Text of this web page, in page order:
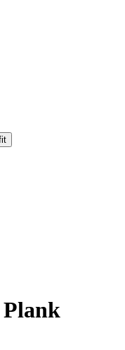
Plank